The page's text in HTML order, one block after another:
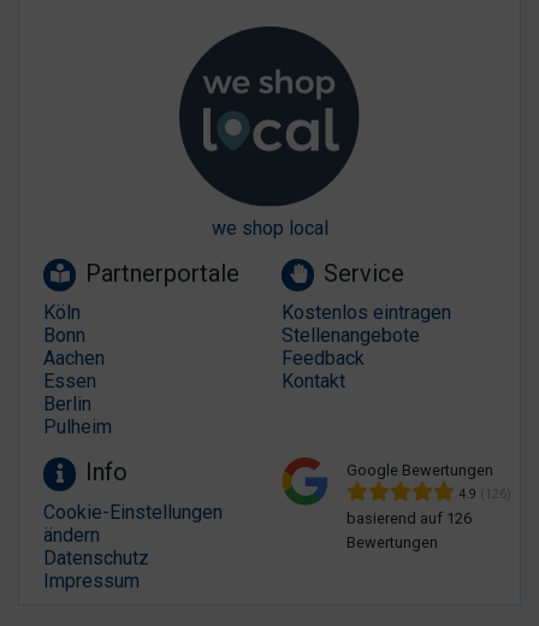
we shop local
Partnerportale
Köln
Bonn
Aachen
Essen
Berlin
Pulheim
Service
Kostenlos eintragen
Stellenangebote
Feedback
Kontakt
Info
Cookie-Einstellungen
ändern
Datenschutz
Impressum
Google Bewertungen
4.9 (126)
basierend auf 126
Bewertungen